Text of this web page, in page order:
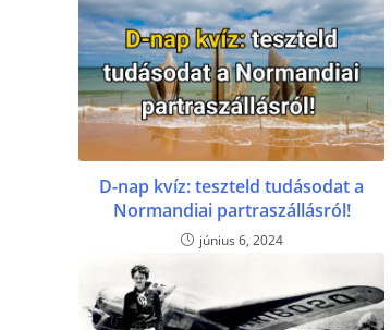
D-nap kvíz: teszteld tudásodat a
Normandiai partraszállásról!
június 6, 2024